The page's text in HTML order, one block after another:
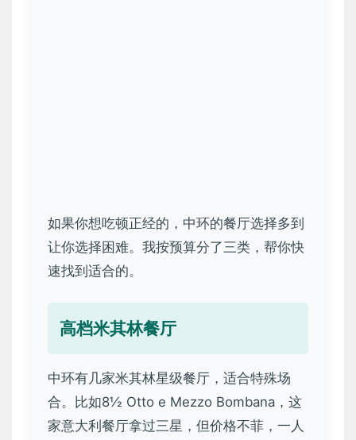
如果你想吃顿正经的，中环的餐厅选择多到
让你选择困难。我按预算分了三类，帮你快
速找到适合的。
高档米其林餐厅
中环有几家米其林星级餐厅，适合特殊场
合。比如8½ Otto e Mezzo Bombana，这
家意大利餐厅拿过三星，但价格不菲，一人